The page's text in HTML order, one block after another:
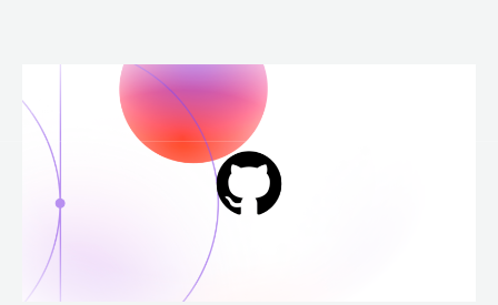
para
conteúdo